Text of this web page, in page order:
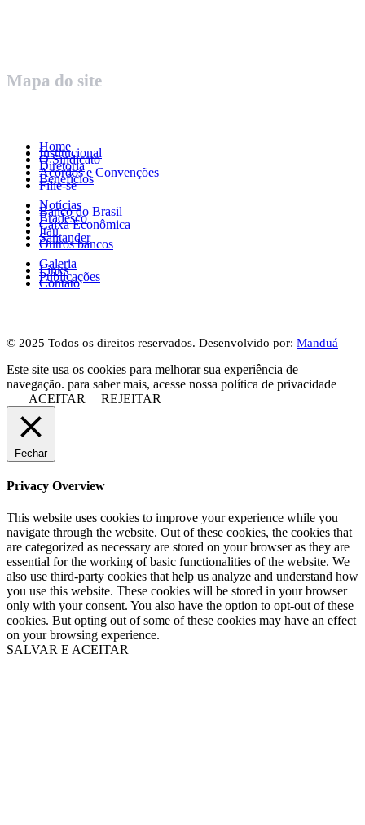
Mapa do site
Home
Institucional
O Sindicato
Diretoria
Acordos e Convenções
Benefícios
Filie-se
Notícias
Banco do Brasil
Bradesco
Caixa Econômica
Itaú
Santander
Outros bancos
Galeria
Links
Publicações
Contato
© 2025 Todos os direitos reservados. Desenvolvido por: Manduá
Este site usa os cookies para melhorar sua experiência de
navegação. para saber mais, acesse nossa política de privacidade
ACEITAR
REJEITAR
Fechar
Privacy Overview
This website uses cookies to improve your experience while you
navigate through the website. Out of these cookies, the cookies that
are categorized as necessary are stored on your browser as they are
essential for the working of basic functionalities of the website. We
also use third-party cookies that help us analyze and understand how
you use this website. These cookies will be stored in your browser
only with your consent. You also have the option to opt-out of these
cookies. But opting out of some of these cookies may have an effect
on your browsing experience.
SALVAR E ACEITAR